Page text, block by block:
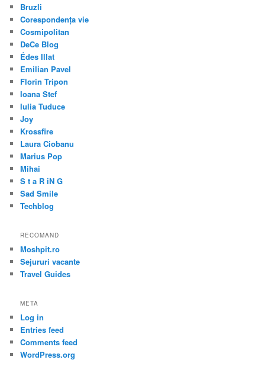
Bruzli
Corespondența vie
Cosmipolitan
DeCe Blog
Édes Illat
Emilian Pavel
Florin Tripon
Ioana Stef
Iulia Tuduce
Joy
Krossfire
Laura Ciobanu
Marius Pop
Mihai
S t a R iN G
Sad Smile
Techblog
RECOMAND
Moshpit.ro
Sejururi vacante
Travel Guides
META
Log in
Entries feed
Comments feed
WordPress.org